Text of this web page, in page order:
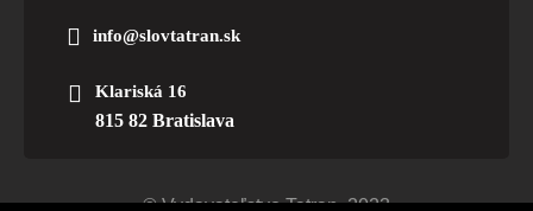
info@slovtatran.sk
Klariská 16
815 82 Bratislava
© Vydavateľstvo Tatran. 2023